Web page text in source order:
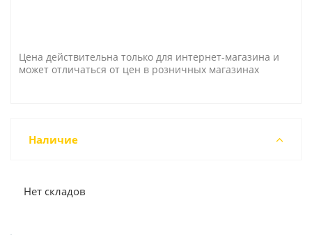
Цена действительна только для интернет-магазина и
может отличаться от цен в розничных магазинах
Наличие
Нет складов